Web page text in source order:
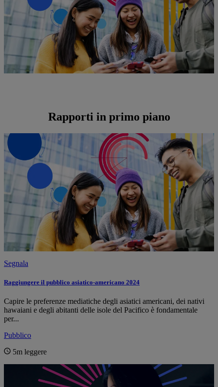
Rapporti in primo piano
Segnala
Raggiungere il pubblico asiatico-americano 2024
Capire le preferenze mediatiche degli asiatici americani, dei nativi
hawaiani e degli abitanti delle isole del Pacifico è fondamentale
per...
Pubblico
5m leggere